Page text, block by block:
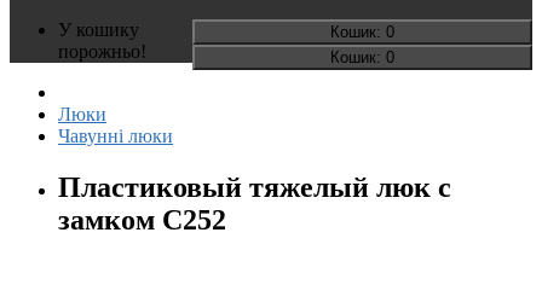
Кошик: 0
Кошик: 0
У кошику
порожньо!
Люки
Чавунні люки
Пластиковый тяжелый люк с
замком С252